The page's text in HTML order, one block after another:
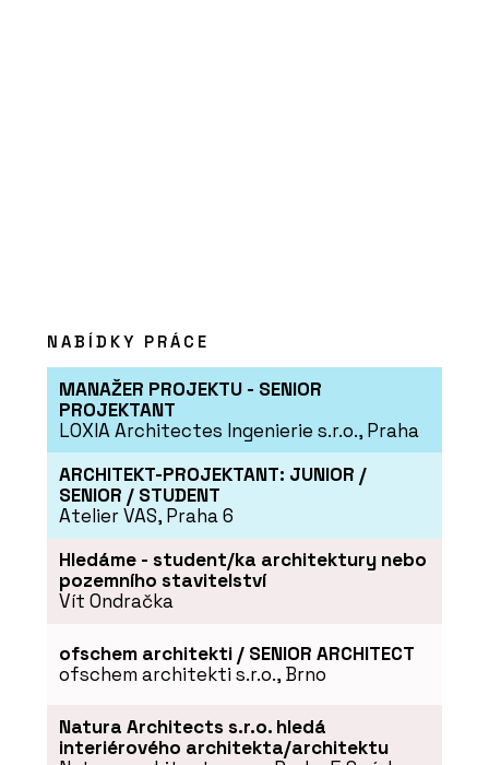
NABÍDKY PRÁCE
MANAŽER PROJEKTU - SENIOR
PROJEKTANT
LOXIA Architectes Ingenierie s.r.o., Praha
ARCHITEKT-PROJEKTANT: JUNIOR /
SENIOR / STUDENT
Atelier VAS, Praha 6
Hledáme - student/ka architektury nebo
pozemního stavitelství
Vít Ondračka
ofschem architekti / SENIOR ARCHITECT
ofschem architekti s.r.o., Brno
Natura Architects s.r.o. hledá
interiérového architekta/architektu